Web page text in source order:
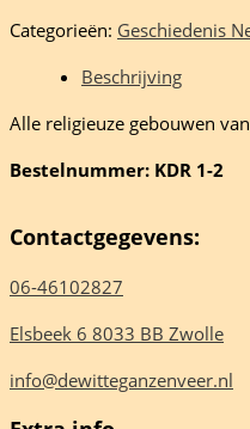
Categorieën: Geschiedenis
Beschrijving
Alle religieuze gebouwen
Bestelnummer: KDR 1-2
Contactgegevens:
06-46102827
Elsbeek 6 8033 BB Zwolle
info@dewitteganzenveer.nl